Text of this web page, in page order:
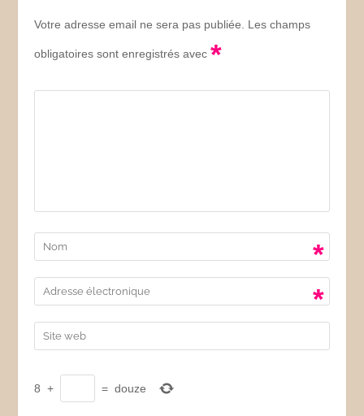
Votre adresse email ne sera pas publiée. Les champs
obligatoires sont enregistrés avec*
*
*
8 + = douze